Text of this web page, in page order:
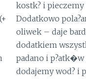
kostk? i pieczemy
Dodatkowo
oliwek – daje
dodatkiem
padano i p?atk�w
dodajemy wod? i